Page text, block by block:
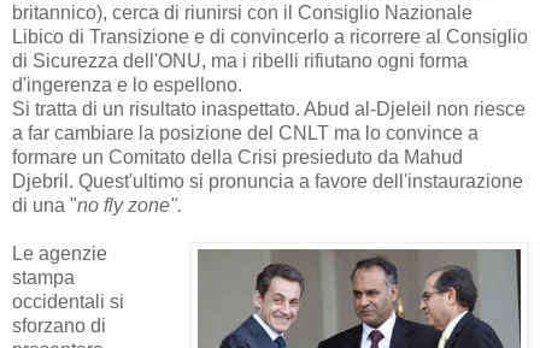
britannico), cerca di riunirsi con il Consiglio Nazionale
Libico di Transizione e di convincerlo a ricorrere al Consiglio
di Sicurezza dell'ONU, ma i ribelli rifiutano ogni forma
d'ingerenza e lo espellono.
Si tratta di un risultato inaspettato. Abud al-Djeleil non riesce
a far cambiare la posizione del CNLT ma lo convince a
formare un Comitato della Crisi presieduto da Mahud
Djebril. Quest'ultimo si pronuncia a favore dell'instaurazione
di una "no fly zone".
Le agenzie
stampa
occidentali si
sforzano di